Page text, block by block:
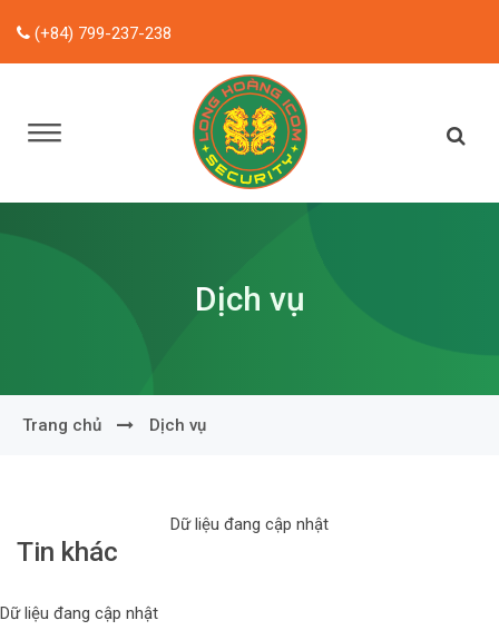
(+84) 799-237-238
Dịch vụ
Trang chủ Dịch vụ
Dữ liệu đang cập nhật
Tin khác
Dữ liệu đang cập nhật